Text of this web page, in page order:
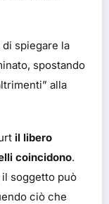
spiegare la
spostando
alla
il libero
coincidono.
soggetto può
ciò che